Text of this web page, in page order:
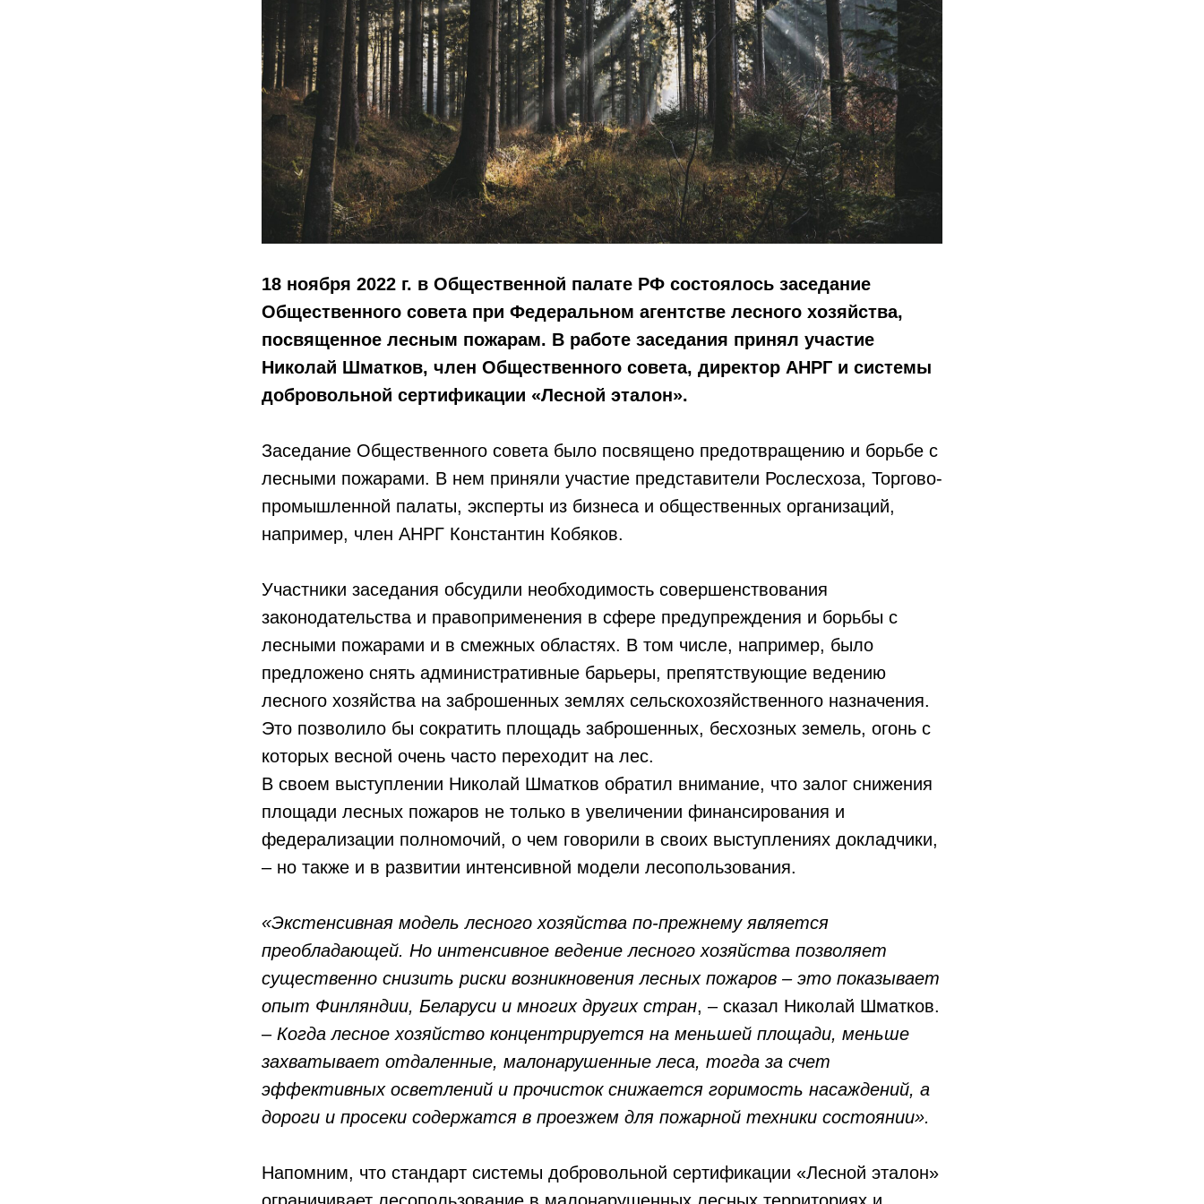
18 ноября 2022 г. в Общественной палате РФ состоялось заседание
Общественного совета при Федеральном агентстве лесного хозяйства,
посвященное лесным пожарам. В работе заседания принял участие
Николай Шматков, член Общественного совета, директор АНРГ и системы
добровольной сертификации «Лесной эталон».
Заседание Общественного совета было посвящено предотвращению и борьбе с
лесными пожарами. В нем приняли участие представители Рослесхоза, Торгово-
промышленной палаты, эксперты из бизнеса и общественных организаций,
например, член АНРГ Константин Кобяков.
Участники заседания обсудили необходимость совершенствования
законодательства и правоприменения в сфере предупреждения и борьбы с
лесными пожарами и в смежных областях. В том числе, например, было
предложено снять административные барьеры, препятствующие ведению
лесного хозяйства на заброшенных землях сельскохозяйственного назначения.
Это позволило бы сократить площадь заброшенных, бесхозных земель, огонь с
которых весной очень часто переходит на лес.
В своем выступлении Николай Шматков обратил внимание, что залог снижения
площади лесных пожаров не только в увеличении финансирования и
федерализации полномочий, о чем говорили в своих выступлениях докладчики,
– но также и в развитии интенсивной модели лесопользования.
«Экстенсивная модель лесного хозяйства по-прежнему является
преобладающей. Но интенсивное ведение лесного хозяйства позволяет
существенно снизить риски возникновения лесных пожаров – это показывает
опыт Финляндии, Беларуси и многих других стран, – сказал Николай Шматков.
– Когда лесное хозяйство концентрируется на меньшей площади, меньше
захватывает отдаленные, малонарушенные леса, тогда за счет
эффективных осветлений и прочисток снижается горимость насаждений, а
дороги и просеки содержатся в проезжем для пожарной техники состоянии».
Напомним, что стандарт системы добровольной сертификации «Лесной эталон»